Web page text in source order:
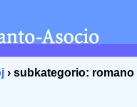
› subkategorio: romano